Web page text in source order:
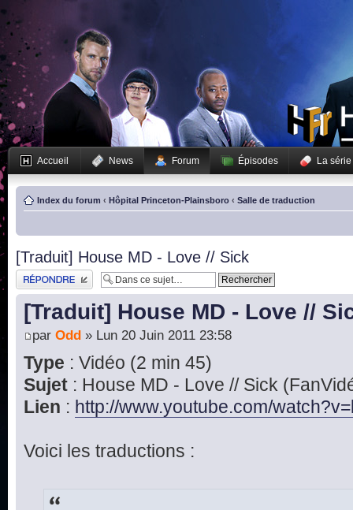
Accueil News Forum Épisodes La série
Index du forum ‹ Hôpital Princeton-Plainsboro ‹ Salle de traduction
[Traduit] House MD - Love // Sick
Publier une réponse
[Traduit] House MD - Love //
par Odd » Lun 20 Juin 2011 23:58
Type : Vidéo (2 min 45)
Sujet : House MD - Love // Sick
Lien : http://www.youtube.com/
Voici les traductions :